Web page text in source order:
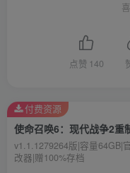
点赞 140
v1.1.1279264版|容量64GB|
改器|赠100%存档
付费资源